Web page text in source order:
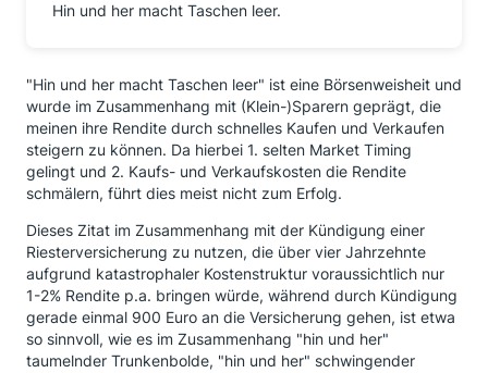
Hin und her macht Taschen leer.
"Hin und her macht Taschen leer" ist eine Börsenweisheit und
wurde im Zusammenhang mit (Klein-)Sparern geprägt, die
meinen ihre Rendite durch schnelles Kaufen und Verkaufen
steigern zu können. Da hierbei 1. selten Market Timing
gelingt und 2. Kaufs- und Verkaufskosten die Rendite
schmälern, führt dies meist nicht zum Erfolg.
Dieses Zitat im Zusammenhang mit der Kündigung einer
Riesterversicherung zu nutzen, die über vier Jahrzehnte
aufgrund katastrophaler Kostenstruktur voraussichtlich nur
1-2% Rendite p.a. bringen würde, während durch Kündigung
gerade einmal 900 Euro an die Versicherung gehen, ist etwa
so sinnvoll, wie es im Zusammenhang "hin und her"
taumelnder Trunkenbolde, "hin und her" schwingender